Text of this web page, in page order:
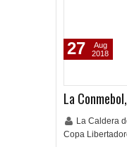
La
La Caldera
Copa
27
Aug
2018